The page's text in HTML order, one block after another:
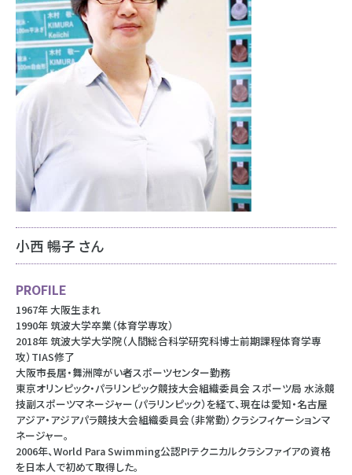
小西 暢子 さん
PROFILE
1967年 大阪生まれ
1990年 筑波大学卒業（体育学専攻）
2018年 筑波大学大学院（人間総合科学研究科博士前期課程体育学専
攻）TIAS修了
大阪市長居・舞洲障がい者スポーツセンター勤務
東京オリンピック・パラリンピック競技大会組織委員会 スポーツ局 水泳競
技副スポーツマネージャー（パラリンピック）を経て、現在は愛知・名古屋
アジア・アジアパラ競技大会組織委員会（非常勤）クラシフィケーションマ
ネージャー。
2006年、World Para Swimming公認PIテクニカルクラシファイアの資格
を日本人で初めて取得した。